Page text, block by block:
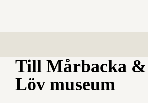
Till Mårbacka
Löv museum